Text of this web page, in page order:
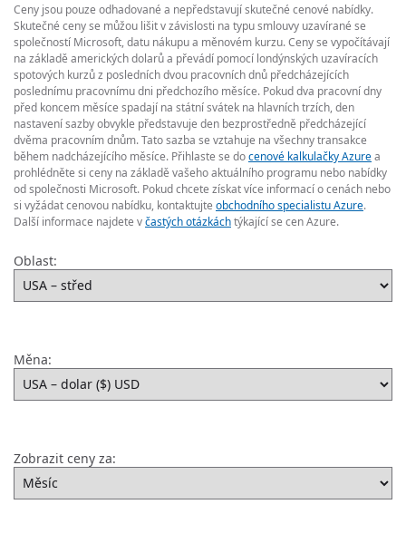
Ceny jsou pouze odhadované a nepředstavují skutečné cenové nabídky.
Skutečné ceny se můžou lišit v závislosti na typu smlouvy uzavírané se
společností Microsoft, datu nákupu a měnovém kurzu. Ceny se vypočítávají
na základě amerických dolarů a převádí pomocí londýnských uzavíracích
spotových kurzů z posledních dvou pracovních dnů předcházejících
poslednímu pracovnímu dni předchozího měsíce. Pokud dva pracovní dny
před koncem měsíce spadají na státní svátek na hlavních trzích, den
nastavení sazby obvykle představuje den bezprostředně předcházející
dvěma pracovním dnům. Tato sazba se vztahuje na všechny transakce
během nadcházejícího měsíce. Přihlaste se docenové kalkulačky Azurea
prohlédněte si ceny na základě vašeho aktuálního programu nebo nabídky
od společnosti Microsoft. Pokud chcete získat více informací o cenách nebo
si vyžádat cenovou nabídku, kontaktujte obchodního specialistu Azure.
Další informace najdete včastých otázkáchtýkající se cen Azure.
Oblast:
Měna:
Zobrazit ceny za: